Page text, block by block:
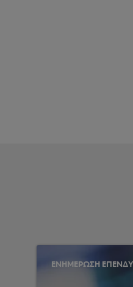
ΕΝΗΜΕΡΩΣΗ